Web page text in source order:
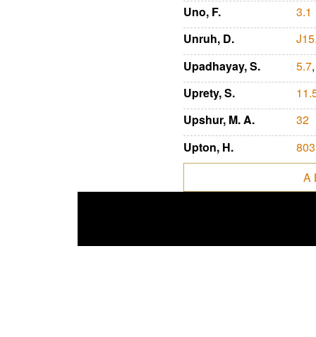
Uno, F.
3.1
Unruh, D.
Upadhayay, S.
5.7
Uprety, S.
Upshur, M. A.
32
Upton, H.
803
A